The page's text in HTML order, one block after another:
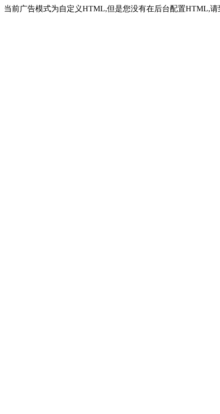
当前广告模式为自定义HTML,但是您没有在后台配置HTML,